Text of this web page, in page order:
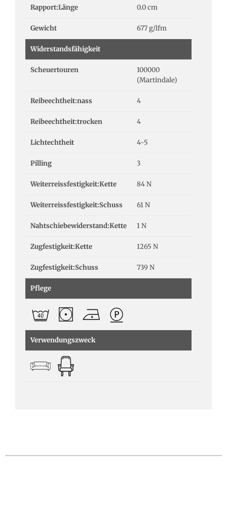
Rapport:Länge 0.0 cm
Gewicht 677 g/lfm
Widerstandsfähigkeit
Scheuertouren
100000
(Martindale)
Reibeechtheit:nass 4
Reibeechtheit:trocken 4
Lichtechtheit 4-5
Pilling 3
Weiterreissfestigkeit:Kette 84 N
Weiterreissfestigkeit:Schuss 61 N
Nahtschiebewiderstand:Kette 1 N
Zugfestigkeit:Kette 1265 N
Zugfestigkeit:Schuss 739 N
Pflege
Verwendungszweck